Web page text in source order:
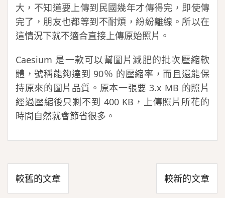
大，不知道要上傳到民國幾年才傳得完，即使傳
完了，朋友也都等到不耐煩，紛紛離線。所以在
這情況下就不適合直接上傳原始照片。
Caesium 是一款可以幫圖片減肥的批次壓縮軟
體，號稱能夠達到 90％ 的壓縮率，而且還能保
持原來的圖片品質。原本一張要 3.x MB 的照片
經過壓縮後只剩不到 400 KB，上傳照片所花的
時間自然就會節省很多。
文
章較舊的文章 較新的文章